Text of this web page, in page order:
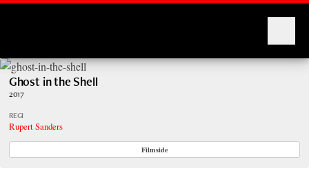
Ghost in the Shell
2017
REGI
Rupert Sanders
Filmside